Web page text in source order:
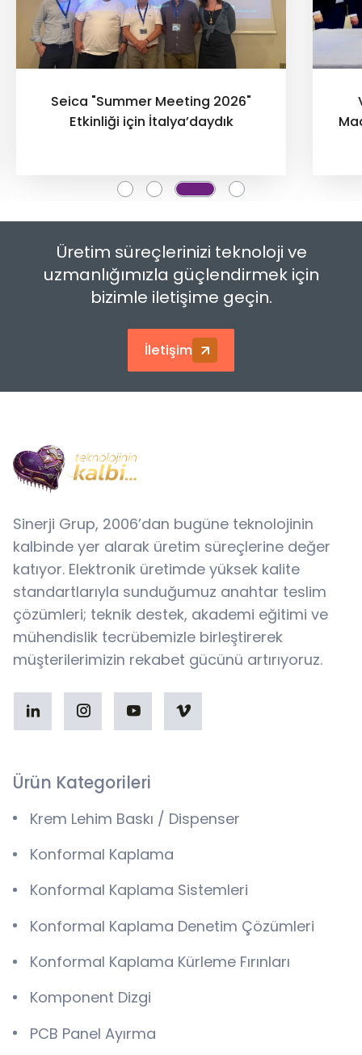
Seica "Summer Meeting 2026"
Etkinliği için İtalya’daydık
Üretim süreçlerinizi teknoloji ve
uzmanlığımızla güçlendirmek için
bizimle iletişime geçin.
İletişim
Sinerji Grup, 2006’dan bugüne teknolojinin
kalbinde yer alarak üretim süreçlerine değer
katıyor. Elektronik üretimde yüksek kalite
standartlarıyla sunduğumuz anahtar teslim
çözümleri; teknik destek, akademi eğitimi ve
mühendislik tecrübemizle birleştirerek
müşterilerimizin rekabet gücünü artırıyoruz.
Ürün Kategorileri
Krem Lehim Baskı / Dispenser
Konformal Kaplama
Konformal Kaplama Sistemleri
Konformal Kaplama Denetim Çözümleri
Konformal Kaplama Kürleme Fırınları
Komponent Dizgi
PCB Panel Ayırma